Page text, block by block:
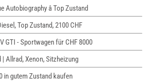
Autobiography â Top Zustand
Top Zustand, 2100 CHF
GTI - Sportwagen für CHF 8000
| Allrad, Xenon, Sitzheizung
in gutem Zustand kaufen